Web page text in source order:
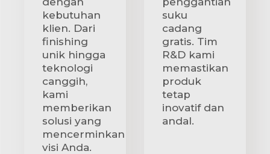
kebutuhan
klien. Dari
finishing
unik hingga
teknologi
canggih,
kami
memberikan
solusi yang
mencerminkan
visi Anda.
suku
cadang
gratis. Tim
R&D kami
memastikan
produk
tetap
inovatif dan
andal.